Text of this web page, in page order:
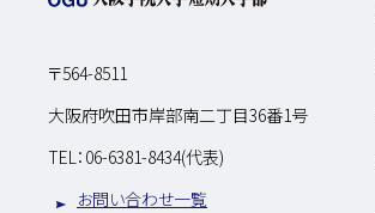
〒564-8511
大阪府吹田市岸部南二丁目36番1号
TEL： 06-6381-8434(代表)
お問い合わせ一覧